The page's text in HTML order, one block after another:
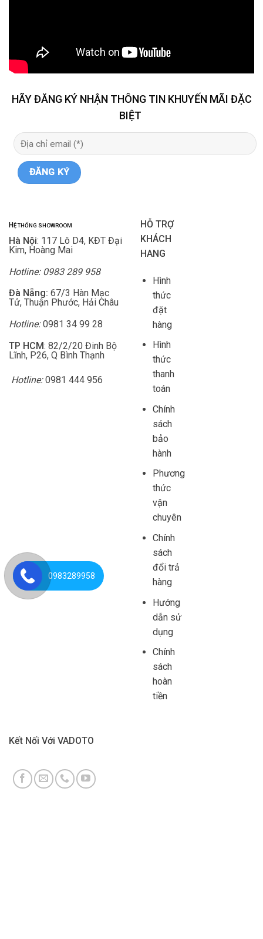
HÃY ĐĂNG KÝ NHẬN THÔNG TIN KHUYẾN MÃI ĐẶC
BIỆT
HỆ THỐNG SHOWROOM
Hà Nội: 117 Lô D4, KĐT Đại
Kim, Hoàng Mai
Hotline: 0983 289 958
Đà Nẵng: 67/3 Hàn Mạc
Tử, Thuận Phước, Hải Châu
Hotline:0981 34 99 28
TP HCM: 82/2/20 Đinh Bộ
Lĩnh, P26, Q Bình Thạnh
Hotline:0981 444 956
HỖ TRỢ
KHÁCH
HANG
Hình
thức
đặt
hàng
Hình
thức
thanh
toán
Chính
sách
bảo
hành
Phương
thức
vận
chuyên
Chính
sách
đổi trả
hàng
Hướng
dẫn sử
dụng
Chính
sách
hoàn
tiền
Kết Nối Với VADOTO
0983289958